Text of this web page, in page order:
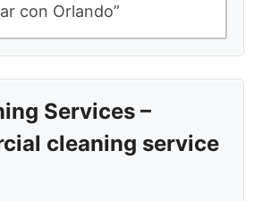
con Orlando”
Services –
cleaning service